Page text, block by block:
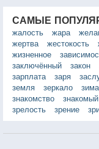
САМЫЕ
жалость
жара
жертва
жестокость
жизненное
заключённый
закон
зарплата
заря
земля
зеркало зима
знакомство
знакомый
зрелость
зрение